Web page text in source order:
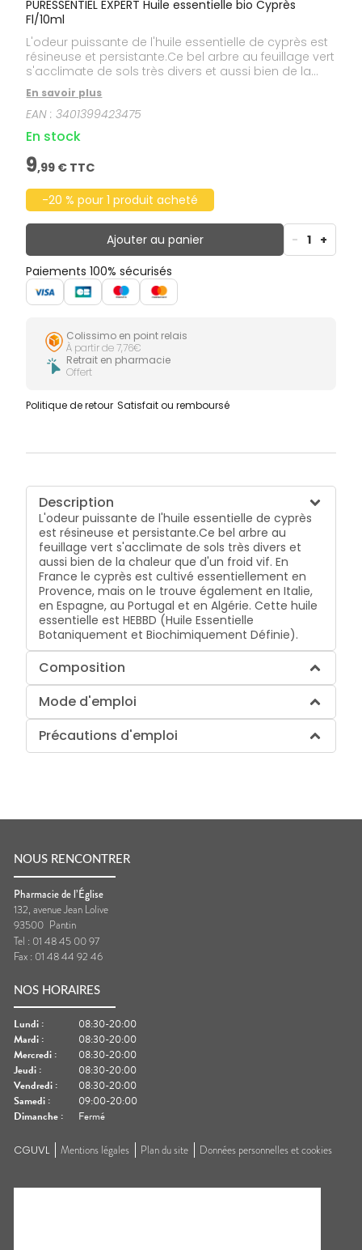
PURESSENTIEL EXPERT Huile essentielle bio Cyprès
Fl/10ml
L'odeur puissante de l'huile essentielle de cyprès est
résineuse et persistante.Ce bel arbre au feuillage vert
s'acclimate de sols très divers et aussi bien de la
chaleur que d'un froid vif. En France le cyprès est
cultivé essentiellement en Provence, mais on le
trouve également en Italie, en Espagne, au Portugal
et en Algérie. Cette huile essentielle est HEBBD (Huile
Essentielle Botaniquement et Biochimiquement
Définie).
En savoir plus
EAN :3401399423475
En stock
9,99 € TTC
-20 % pour 1 produit acheté
Ajouter au panier - 1 +
Paiements 100% sécurisés
Colissimo en point relais
À partir de 7,76€
Retrait en pharmacie
Offert
Politique de retour Satisfait ou remboursé
Description
L'odeur puissante de l'huile essentielle de cyprès
est résineuse et persistante.Ce bel arbre au
feuillage vert s'acclimate de sols très divers et
aussi bien de la chaleur que d'un froid vif. En
France le cyprès est cultivé essentiellement en
Provence, mais on le trouve également en Italie,
en Espagne, au Portugal et en Algérie. Cette huile
essentielle est HEBBD (Huile Essentielle
Botaniquement et Biochimiquement Définie).
Composition
Mode d'emploi
Précautions d'emploi
NOUS RENCONTRER
Pharmacie de l’Église
132, avenue Jean Lolive
93500 Pantin
Tel : 01 48 45 00 97
Fax : 01 48 44 92 46
NOS HORAIRES
Lundi :
08:30-20:00
Mardi :
08:30-20:00
Mercredi :
08:30-20:00
Jeudi :
08:30-20:00
Vendredi :
08:30-20:00
Samedi :
09:00-20:00
Dimanche : Fermé
CGUVL Mentions légales Plan du site Données personnelles et cookies